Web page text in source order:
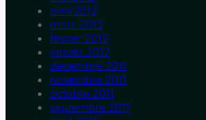
avril 2012
mars 2012
février 2012
janvier 2012
décembre 2011
novembre 2011
octobre 2011
septembre 2011